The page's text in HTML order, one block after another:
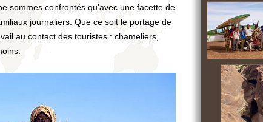
sommes confrontés qu’avec une facette de
journaliers. Que ce soit le portage de
au contact des touristes : chameliers,